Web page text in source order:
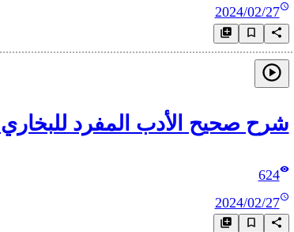
2024/02/27
شرح صحيح الأدب المفرد للبخاري_9
624
2024/02/27